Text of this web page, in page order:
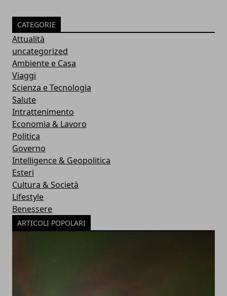
CATEGORIE
Attualità
uncategorized
Ambiente e Casa
Viaggi
Scienza e Tecnologia
Salute
Intrattenimento
Economia & Lavoro
Politica
Governo
Intelligence & Geopolitica
Esteri
Cultura & Società
Lifestyle
Benessere
ARTICOLI POPOLARI